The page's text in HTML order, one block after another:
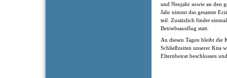
und Neujahr sowie an den
Jahr nimmt das gesamte
teil. Zusätzlich findet
Betriebsausflug statt.
An diesen Tagen bleibt die
Schließzeiten unserer Kita
Elternbeirat beschlossen